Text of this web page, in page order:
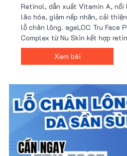
Retinol, dẫn xuất Vitamin A, nổi
lão hóa, giảm nếp nhăn, cải
lỗ chân lông. ageLOC Tru Face
Complex từ Nu Skin kết hợp
peptide tiên tiến, mang lại hiệu
gây kích ứng. Mua sản phẩm giá
Xem bài